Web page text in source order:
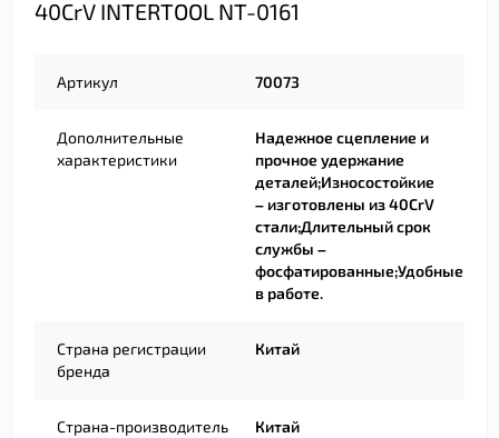
40CrV INTERTOOL NT-0161
Артикул 70073
Дополнительные
характеристики
Надежное сцепление и
прочное удержание
деталей;Износостойкие
– изготовлены из 40CrV
стали;Длительный срок
службы –
фосфатированные;Удобные
в работе.
Страна регистрации
бренда
Китай
Страна-производитель
Китай